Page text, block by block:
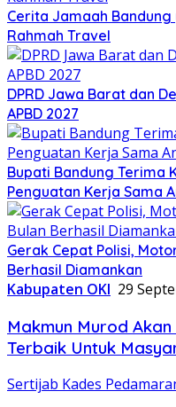
Cerita Jamaah
Rahmah Travel
DPRD Jawa Barat dan
APBD 2027
Bupati Bandung Terima
Penguatan Kerja Sama
Gerak Cepat Polisi,
Berhasil Diamankan
Kabupaten OKI 29
Makmun Murod
Terbaik Untuk
Sertijab Kades